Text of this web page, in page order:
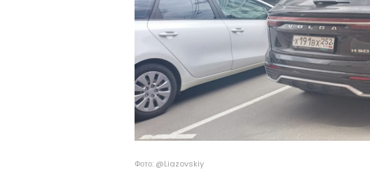
Фото: @Liazovskiy